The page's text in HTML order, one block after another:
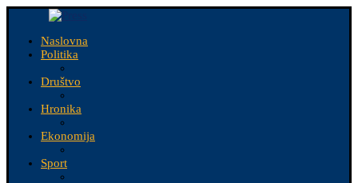
Naslovna
Politika
Društvo
Hronika
Ekonomija
Sport